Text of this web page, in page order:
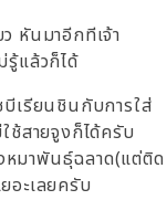
หันมาอีกทีเจ้า
รู้แล้วก็ได้
บีเรียนชินกับการใส่
ช้สายจูงก็ได้ครับ
มาพันธุ์ฉลาด(แต่ติด
อะเลยครับ